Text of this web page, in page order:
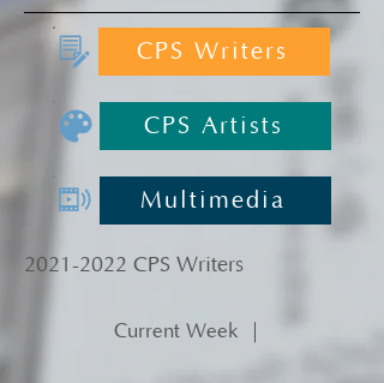
CPS Writers
CPS Artists
Multimedia
2021-2022 CPS Writers
Current Week ｜